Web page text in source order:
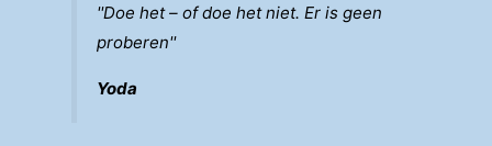
''Doe het – of doe het niet. Er is geen
proberen''
Yoda